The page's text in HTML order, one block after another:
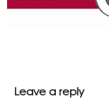
Leave a reply